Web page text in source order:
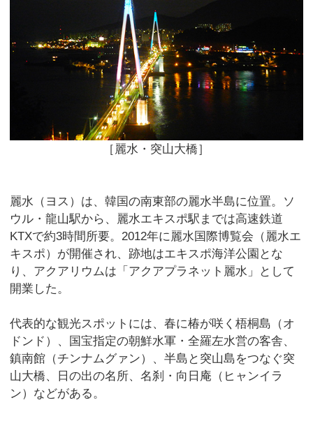
［麗水・突山大橋］
麗水（ヨス）は、韓国の南東部の麗水半島に位置。ソ
ウル・龍山駅から、麗水エキスポ駅までは高速鉄道
KTXで約3時間所要。2012年に麗水国際博覧会（麗水エ
キスポ）が開催され、跡地はエキスポ海洋公園とな
り、アクアリウムは「アクアプラネット麗水」として
開業した。
代表的な観光スポットには、春に椿が咲く梧桐島（オ
ドンド）、国宝指定の朝鮮水軍・全羅左水営の客舎、
鎮南館（チンナムグァン）、半島と突山島をつなぐ突
山大橋、日の出の名所、名刹・向日庵（ヒャンイラ
ン）などがある。